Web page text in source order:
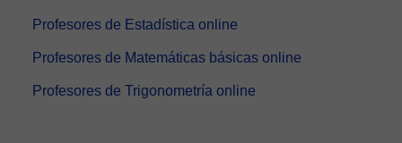
Profesores de Estadística online
Profesores de Matemáticas básicas online
Profesores de Trigonometría online